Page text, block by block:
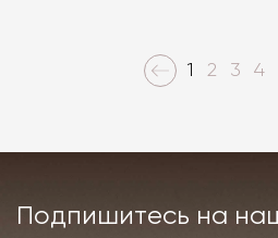
1 2 3 4
Подпишитесь на